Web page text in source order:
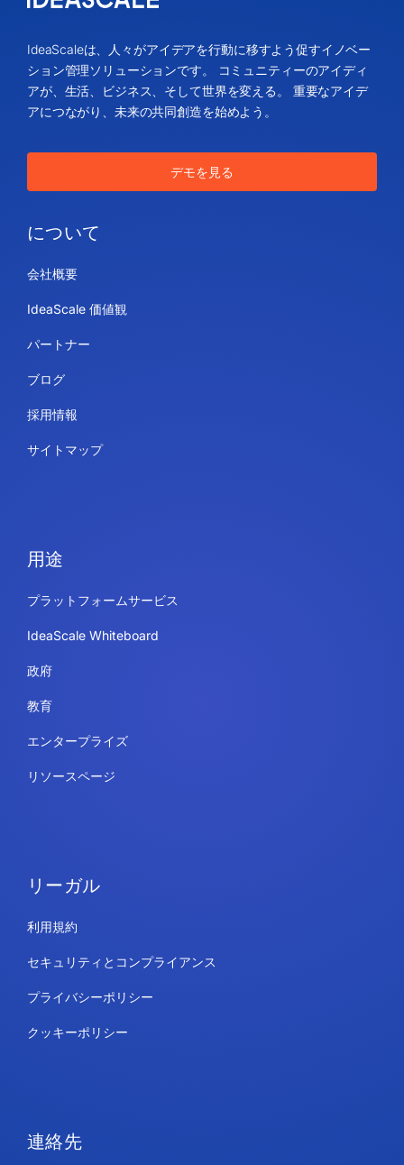
IdeaScaleは、人々がアイデアを行動に移すよう促すイノベー
ション管理ソリューションです。 コミュニティーのアイディ
アが、生活、ビジネス、そして世界を変える。 重要なアイデ
アにつながり、未来の共同創造を始めよう。
デモを見る
について
会社概要
IdeaScale 価値観
パートナー
ブログ
採用情報
サイトマップ
用途
プラットフォームサービス
IdeaScale Whiteboard
政府
教育
エンタープライズ
リソースページ
リーガル
利用規約
セキュリティとコンプライアンス
プライバシーポリシー
クッキーポリシー
連絡先